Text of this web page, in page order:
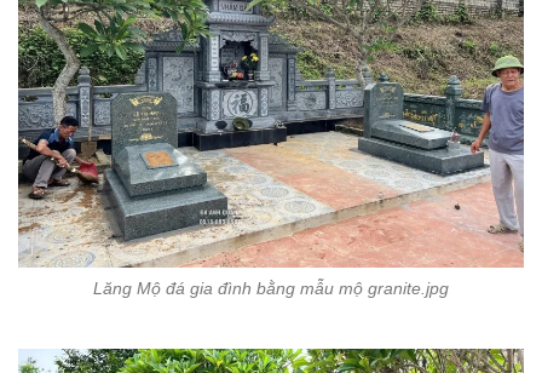
Lăng Mộ đá gia đình bằng mẫu mộ granite.jpg